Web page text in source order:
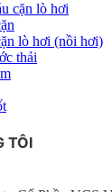
cặn lò hơi
lò hơi (nồi hơi)
thải
TÔI